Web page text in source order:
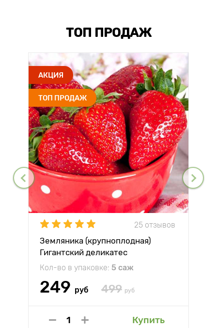
ТОП ПРОДАЖ
АКЦИЯ
ТОП ПРОДАЖ
25 отзывов
Земляника (крупноплодная)
Гигантский деликатес
Кол-во в упаковке: 5 саж
249 руб 499 руб
Купить